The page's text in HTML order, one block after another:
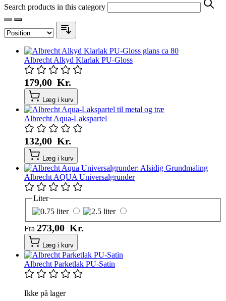
Search products in this category
Albrecht Alkyd Klarlak PU-Gloss
179,00 Kr.
Læg i kurv
Albrecht Aqua-Lakspartel
132,00 Kr.
Læg i kurv
Albrecht AQUA Universalgrunder
Liter
Fra 273,00 Kr.
Læg i kurv
Albrecht Parketlak PU-Satin
Ikke på lager